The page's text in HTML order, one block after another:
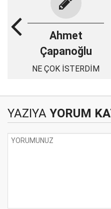
Ahmet
Çapanoğlu
NE ÇOK İSTERDİM
YAZIYA YORUM